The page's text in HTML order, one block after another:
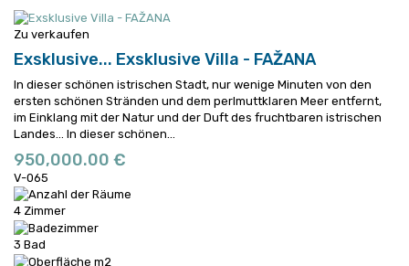
Zu verkaufen
Exsklusive... Exsklusive Villa - FAŽANA
In dieser schönen istrischen Stadt, nur wenige Minuten von den
ersten schönen Stränden und dem perlmuttklaren Meer entfernt,
im Einklang mit der Natur und der Duft des fruchtbaren istrischen
Landes...
In dieser schönen...
950,000.00 €
V-065
4 Zimmer
3 Bad